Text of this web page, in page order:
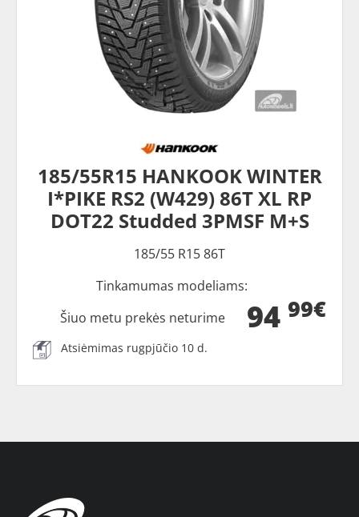
185/55R15 HANKOOK WINTER
I*PIKE RS2 (W429) 86T XL RP
DOT22 Studded 3PMSF M+S
185/55 R15 86T
Tinkamumas modeliams:
94 99€
Šiuo metu prekės neturime
Atsiėmimas rugpjūčio 10 d.